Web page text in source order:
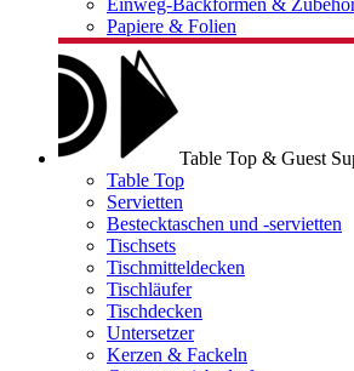
Einweg-Backformen &
Papiere & Folien
Table Top & Guest
Table Top
Servietten
Bestecktaschen und -servietten
Tischsets
Tischmitteldecken
Tischläufer
Tischdecken
Untersetzer
Kerzen & Fackeln